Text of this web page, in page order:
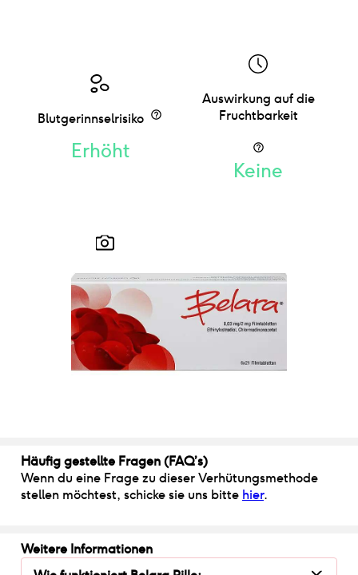
Blutgerinnselrisiko
Erhöht
Auswirkung auf die
Fruchtbarkeit
Keine
Häufig gestellte Fragen (FAQ’s)
Wenn du eine Frage zu dieser Verhütungsmethode
stellen möchtest, schicke sie uns bitte hier.
Weitere Informationen